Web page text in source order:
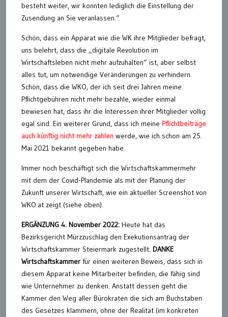
besteht weiter, wir konnten lediglich die Einstellung der
Zusendung an Sie veranlassen.“
Schön, dass ein Apparat wie die WK ihre Mitglieder befragt,
uns belehrt, dass die „digitale Revolution im
Wirtschaftsleben nicht mehr aufzuhalten“ ist, aber selbst
alles tut, um notwendige Veränderungen zu verhindern.
Schön, dass die WKO, der ich seit drei Jahren meine
Pflichtgebühren nicht mehr bezahle, wieder einmal
bewiesen hat, dass ihr die Interessen ihrer Mitglieder völlig
egal sind. Ein weiterer Grund, dass ich meine Pflichtbeiträge
auch künftig nicht mehr zahlen werde, wie ich schon am 25.
Mai 2021 bekannt gegeben habe.
Immer noch beschäftigt sich die Wirtschaftskammermehr
mit dem der Covid-Plandemie als mit der Planung der
Zukunft unserer Wirtschaft, wie ein aktueller Screenshot von
WKO.at zeigt (siehe oben).
ERGÄNZUNG 4. November 2022: Heute hat das
Bezirksgericht Mürzzuschlag den Exekutionsantrag der
Wirtschaftskammer Steiermark zugestellt. DANKE
Wirtschaftskammer für einen weiteren Beweis, dass sich in
diesem Apparat keine Mitarbeiter befinden, die fähig sind
wie Unternehmer zu denken. Anstatt dessen geht die
Kammer den Weg aller Bürokraten die sich am Buchstaben
des Gesetzes klammern, ohne der Realität (im konkreten